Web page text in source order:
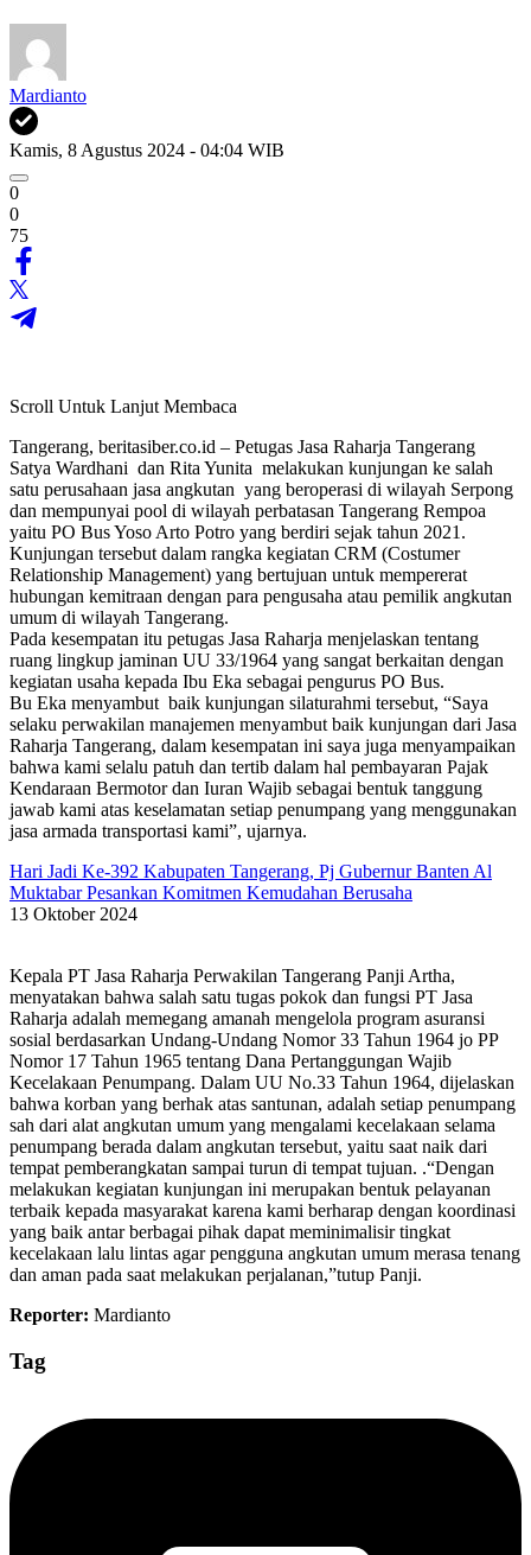
Mardianto
Kamis, 8 Agustus 2024 - 04:04 WIB
0
0
75
Scroll Untuk Lanjut Membaca
Tangerang, beritasiber.co.id – Petugas Jasa Raharja Tangerang
Satya Wardhani dan Rita Yunita melakukan kunjungan ke salah
satu perusahaan jasa angkutan yang beroperasi di wilayah Serpong
dan mempunyai pool di wilayah perbatasan Tangerang Rempoa
yaitu PO Bus Yoso Arto Potro yang berdiri sejak tahun 2021.
Kunjungan tersebut dalam rangka kegiatan CRM (Costumer
Relationship Management) yang bertujuan untuk mempererat
hubungan kemitraan dengan para pengusaha atau pemilik angkutan
umum di wilayah Tangerang.
Pada kesempatan itu petugas Jasa Raharja menjelaskan tentang
ruang lingkup jaminan UU 33/1964 yang sangat berkaitan dengan
kegiatan usaha kepada Ibu Eka sebagai pengurus PO Bus.
Bu Eka menyambut baik kunjungan silaturahmi tersebut, “Saya
selaku perwakilan manajemen menyambut baik kunjungan dari Jasa
Raharja Tangerang, dalam kesempatan ini saya juga menyampaikan
bahwa kami selalu patuh dan tertib dalam hal pembayaran Pajak
Kendaraan Bermotor dan Iuran Wajib sebagai bentuk tanggung
jawab kami atas keselamatan setiap penumpang yang menggunakan
jasa armada transportasi kami”, ujarnya.
Hari Jadi Ke-392 Kabupaten Tangerang, Pj Gubernur Banten Al
Muktabar Pesankan Komitmen Kemudahan Berusaha
13 Oktober 2024
Kepala PT Jasa Raharja Perwakilan Tangerang Panji Artha,
menyatakan bahwa salah satu tugas pokok dan fungsi PT Jasa
Raharja adalah memegang amanah mengelola program asuransi
sosial berdasarkan Undang-Undang Nomor 33 Tahun 1964 jo PP
Nomor 17 Tahun 1965 tentang Dana Pertanggungan Wajib
Kecelakaan Penumpang. Dalam UU No.33 Tahun 1964, dijelaskan
bahwa korban yang berhak atas santunan, adalah setiap penumpang
sah dari alat angkutan umum yang mengalami kecelakaan selama
penumpang berada dalam angkutan tersebut, yaitu saat naik dari
tempat pemberangkatan sampai turun di tempat tujuan. .“Dengan
melakukan kegiatan kunjungan ini merupakan bentuk pelayanan
terbaik kepada masyarakat karena kami berharap dengan koordinasi
yang baik antar berbagai pihak dapat meminimalisir tingkat
kecelakaan lalu lintas agar pengguna angkutan umum merasa tenang
dan aman pada saat melakukan perjalanan,”tutup Panji.
Reporter: Mardianto
Tag